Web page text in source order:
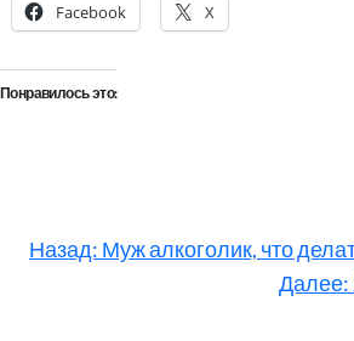
Facebook X
Понравилось это:
Назад: Муж алкоголик, что
Далее: